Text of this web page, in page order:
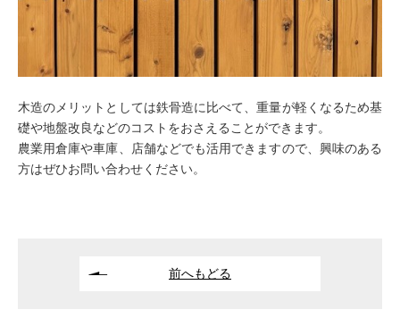
木造のメリットとしては鉄骨造に比べて、重量が軽くなるため基
礎や地盤改良などのコストをおさえることができます。
農業用倉庫や車庫、店舗などでも活用できますので、興味のある
方はぜひお問い合わせください。
前へもどる